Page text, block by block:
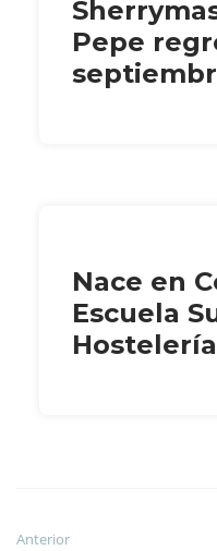
Pepe
Nace en
Escuela
Anterior